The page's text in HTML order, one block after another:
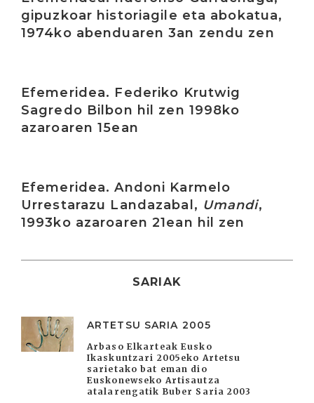
gipuzkoar historiagile eta abokatua,
1974ko abenduaren 3an zendu zen
Efemeridea. Federiko Krutwig
Sagredo Bilbon hil zen 1998ko
azaroaren 15ean
Efemeridea. Andoni Karmelo
Urrestarazu Landazabal, Umandi,
1993ko azaroaren 21ean hil zen
SARIAK
ARTETSU SARIA 2005
Arbaso Elkarteak Eusko
Ikaskuntzari 2005eko Artetsu
sarietako bat eman dio
Euskonewseko Artisautza
atalarengatik Buber Saria 2003